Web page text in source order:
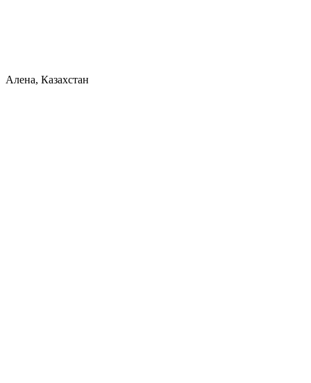
Алена, Казахстан